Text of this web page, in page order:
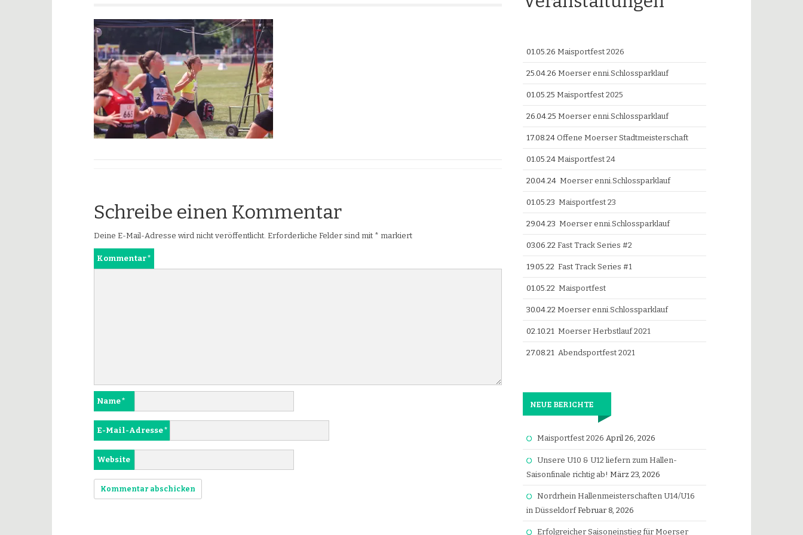
Schreibe einen Kommentar
Deine E-Mail-Adresse wird nicht veröffentlicht. Erforderliche Felder sind mit * markiert
Kommentar*
Name*
E-Mail-Adresse*
Website
01.05.26Maisportfest 2026
25.04.26Moerser enni.Schlossparklauf
01.05.25Maisportfest 2025
26.04.25Moerser enni.Schlossparklauf
17.08.24 Offene Moerser Stadtmeisterschaft
01.05.24Maisportfest 24
20.04.24Moerser enni.Schlossparklauf
01.05.23Maisportfest 23
29.04.23Moerser enni.Schlossparklauf
03.06.22Fast Track Series #2
19.05.22Fast Track Series #1
01.05.22Maisportfest
30.04.22Moerser enni.Schlossparklauf
02.10.21Moerser Herbstlauf 2021
27.08.21 Abendsportfest 2021
NEUE BERICHTE
Maisportfest 2026 April 26, 2026
Unsere U10 & U12 liefern zum Hallen-
Saisonfinale richtig ab! März 23, 2026
Nordrhein Hallenmeisterschaften U14/U16
in Düsseldorf Februar 8, 2026
Erfolgreicher Saisoneinstieg für Moerser